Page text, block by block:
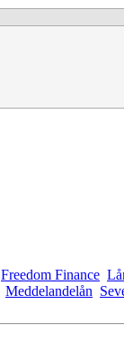
Freedom Finance
Meddelandelån